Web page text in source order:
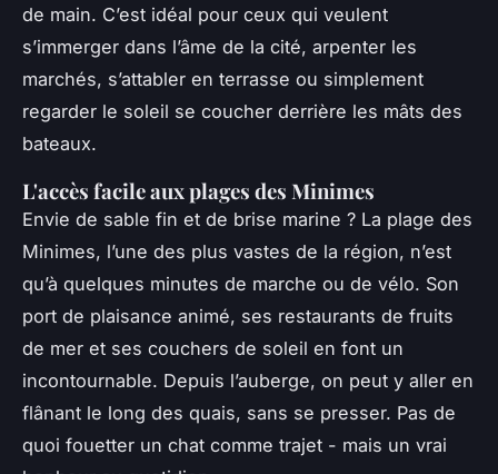
de main. C’est idéal pour ceux qui veulent
s’immerger dans l’âme de la cité, arpenter les
marchés, s’attabler en terrasse ou simplement
regarder le soleil se coucher derrière les mâts des
bateaux.
L'accès facile aux plages des Minimes
Envie de sable fin et de brise marine ? La plage des
Minimes, l’une des plus vastes de la région, n’est
qu’à quelques minutes de marche ou de vélo. Son
port de plaisance animé, ses restaurants de fruits
de mer et ses couchers de soleil en font un
incontournable. Depuis l’auberge, on peut y aller en
flânant le long des quais, sans se presser. Pas de
quoi fouetter un chat comme trajet - mais un vrai